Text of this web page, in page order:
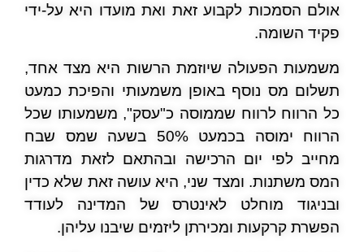
אולם הסמכות לקבוע זאת ואת מועדו היא על-ידי
פקיד השומה.
משמעות הפעולה שיוזמת הרשות היא מצד אחד,
תשלום מס נוסף באופן משמעותי והפיכת כמעט
כל הרווח לרווח שממוסה כ"עסק", משמעותו שכל
הרווח ימוסה בכמעט 50% בשעה שמס שבח
מחייב לפי יום הרכישה ובהתאם לזאת מדרגות
המס משתנות. ומצד שני, היא עושה זאת שלא כדין
ובניגוד מוחלט לאינטרס של המדינה לעודד
הפשרת קרקעות ומכירתן ליזמים שיבנו עליהן.